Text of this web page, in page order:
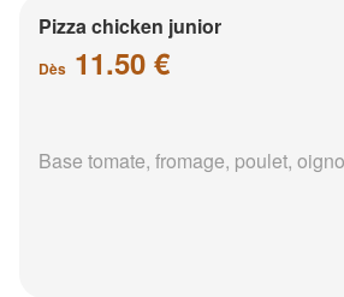
Pizza chicken junior
Dès 11.50 €
Base tomate, fromage, poulet,